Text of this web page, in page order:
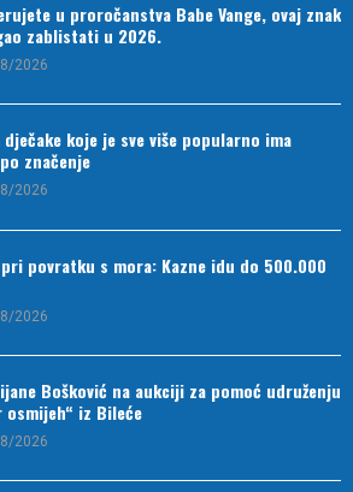
u proročanstva Babe Vange, ovaj znak
zablistati u 2026.
2026
dječake koje je sve više popularno ima
značenje
2026
povratku s mora: Kazne idu do 500.000
2026
Bošković na aukciji za pomoć udruženju
osmijeh“ iz Bileće
2026